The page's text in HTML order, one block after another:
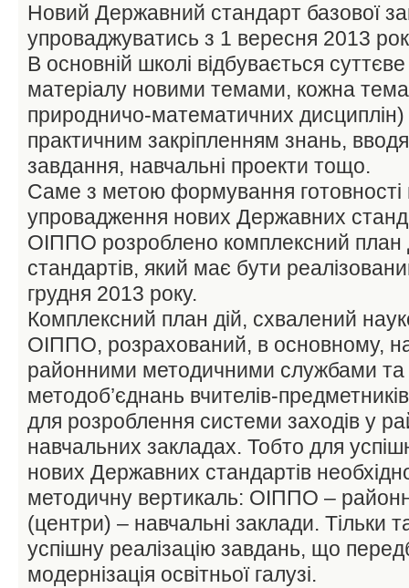
Новий Державний стандарт базової
упроваджуватись з 1 вересня 2013
В основній школі відбувається
матеріалу новими темами, кожна
природничо-математичних
практичним закріпленням знань,
завдання, навчальні проекти тощо.
Саме з метою формування готовності
упровадження нових Державних
ОІППО розроблено комплексний план
стандартів, який має бути
грудня 2013 року.
Комплексний план дій, схвалений
ОІППО, розрахований, в основному,
районними методичними службами та
методоб’єднань вчителів-
для розроблення системи заходів у
навчальних закладах. Тобто для
нових Державних стандартів
методичну вертикаль: ОІППО –
(центри) – навчальні заклади. Тільки
успішну реалізацію завдань, що
модернізація освітньої галузі.